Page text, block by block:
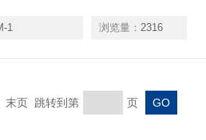
1 浏览量： 2316
末页 跳转到第 页